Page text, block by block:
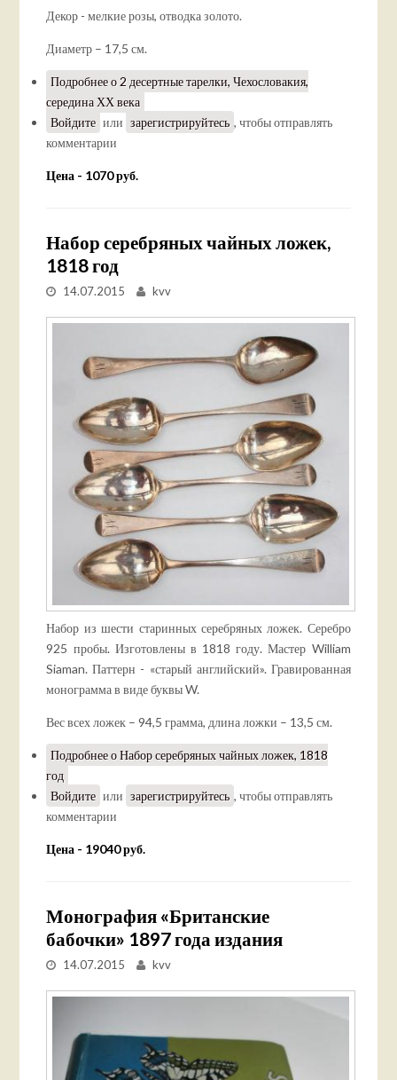
Декор - мелкие розы, отводка золото.
Диаметр – 17,5 см.
Подробнеео 2 десертные тарелки, Чехословакия,
середина ХХ века
Войдите или зарегистрируйтесь , чтобы отправлять
комментарии
Цена - 1070 руб.
Набор серебряных чайных ложек,
1818 год
14.07.2015 kvv
Набор из шести старинных серебряных ложек. Серебро
925 пробы. Изготовлены в 1818 году. Мастер William
Siaman. Паттерн - «старый английский». Гравированная
монограмма в виде буквы W.
Вес всех ложек – 94,5 грамма, длина ложки – 13,5 см.
Подробнеео Набор серебряных чайных ложек, 1818
год
Войдите или зарегистрируйтесь , чтобы отправлять
комментарии
Цена - 19040 руб.
Монография «Британские
бабочки» 1897 года издания
14.07.2015 kvv